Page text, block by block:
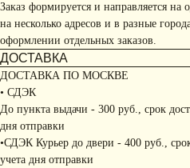
Заказ формируется и направляется на
на несколько адресов и в разные
оформлении отдельных заказов.
ДОСТАВКА
ДОСТАВКА ПО МОСКВЕ
• СДЭК
До пункта выдачи - 300 руб., срок
дня отправки
•СДЭК Курьер до двери - 400 руб.,
учета дня отправки